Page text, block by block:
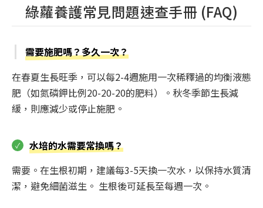
綠蘿養護常見問題速查手冊 (FAQ)
需要施肥嗎？多久一次？
在春夏生長旺季，可以每2-4週施用一次稀釋過的均衡液態
肥（如氮磷鉀比例20-20-20的肥料）。秋冬季節生長減
緩，則應減少或停止施肥。
水培的水需要常換嗎？
需要。在生根初期，建議每3-5天換一次水，以保持水質清
潔，避免細菌滋生。 生根後可延長至每週一次。